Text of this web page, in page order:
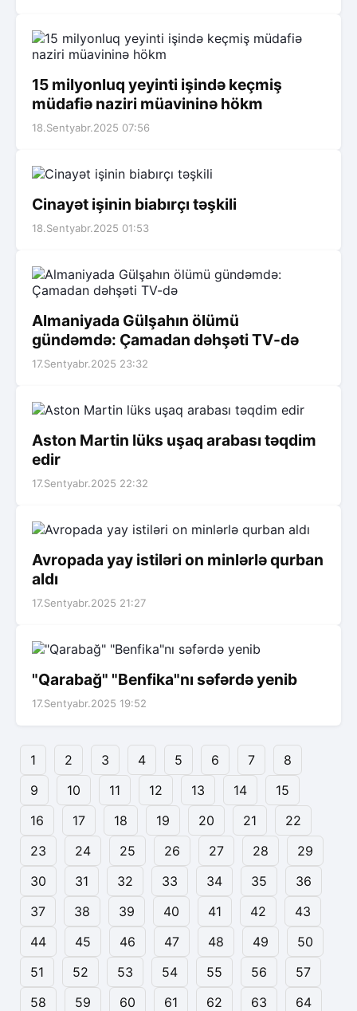
15 milyonluq yeyinti işində keçmiş
müdafiə naziri müavininə hökm
18.Sentyabr.2025 07:56
Cinayət işinin biabırçı təşkili
18.Sentyabr.2025 01:53
Almaniyada Gülşahın ölümü
gündəmdə: Çamadan dəhşəti TV-də
17.Sentyabr.2025 23:32
Aston Martin lüks uşaq arabası təqdim
edir
17.Sentyabr.2025 22:32
Avropada yay istiləri on minlərlə qurban
aldı
17.Sentyabr.2025 21:27
"Qarabağ" "Benfika"nı səfərdə yenib
17.Sentyabr.2025 19:52
1 2 3 4 5 6 7
8
9
10 11 12 13 14
15
16
17 18 19 20 21
22
23
24 25 26 27 28
29
30
31 32 33 34 35
36
37
38 39 40 41 42
43
44
45 46 47 48 49
50
51
52 53 54 55 56
57
58
59 60 61 62 63 64